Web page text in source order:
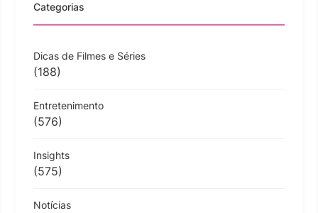
Categorias
Dicas de Filmes e Séries
(188)
Entretenimento
(576)
Insights
(575)
Notícias